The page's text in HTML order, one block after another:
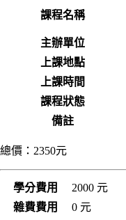
課程名稱
主辦單位
上課地點
上課時間
課程狀態
備註
總價： 2350元
學分費用
2000 元
雜費費用
0 元